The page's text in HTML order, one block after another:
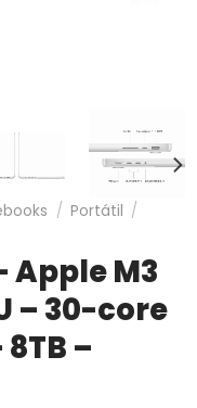
/ Portátil /
Apple M3
– 30-core
8TB –